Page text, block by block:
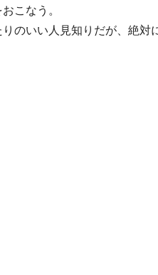
こなう。
りのいい人見知りだが、絶対